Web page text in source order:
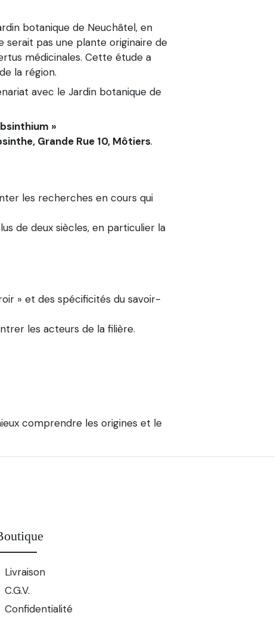
botanique de Neuchâtel, en
serait pas une plante originaire de
médicinales. Cette étude a
la région.
avec le Jardin botanique de
»
Grande Rue 10, Môtiers.
les recherches en cours qui
de deux siècles, en particulier la
» et des spécificités du savoir-
les acteurs de la filière.
comprendre les origines et le
Livraison
C.G.V.
Confidentialité